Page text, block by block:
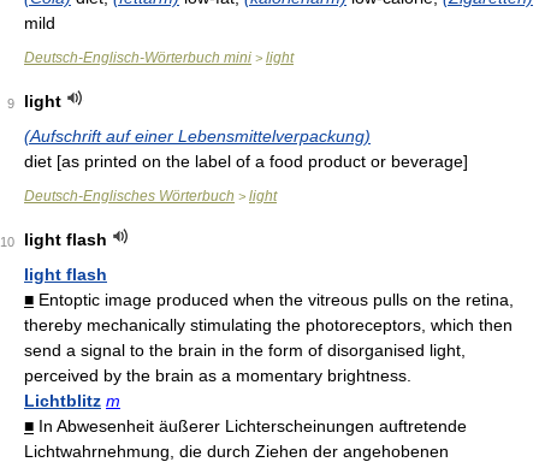
mild
Deutsch-Englisch-Wörterbuch mini > light
9
light
(Aufschrift auf einer Lebensmittelverpackung)
diet [as printed on the label of a food product or beverage]
Deutsch-Englisches Wörterbuch > light
10
light flash
light flash
■ Entoptic image produced when the vitreous pulls on the retina,
thereby mechanically stimulating the photoreceptors, which then
send a signal to the brain in the form of disorganised light,
perceived by the brain as a momentary brightness.
Lichtblitz m
■ In Abwesenheit äußerer Lichterscheinungen auftretende
Lichtwahrnehmung, die durch Ziehen der angehobenen